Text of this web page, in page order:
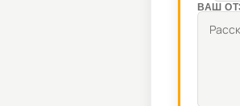
ВАШ